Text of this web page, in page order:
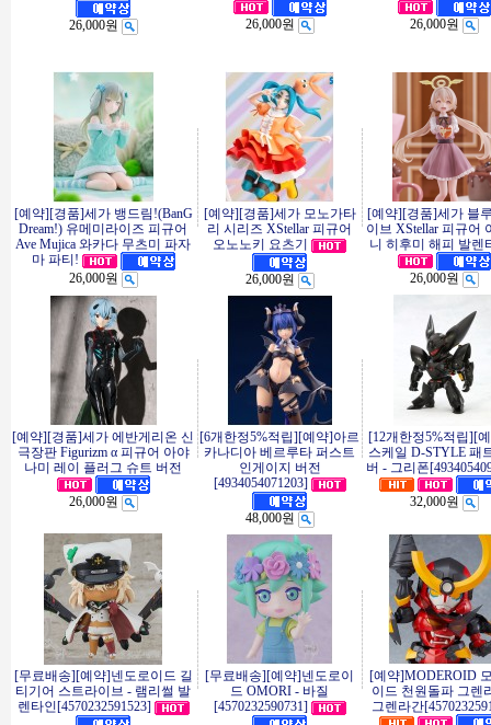
26,000원 26,000원 26,000원
[예약][경품]세가 뱅드림!(BanG
Dream!) 유메미라이즈 피규어
Ave Mujica 와카다 무츠미 파자
마 파티!
26,000원
[예약][경품]세가 모노가타
리 시리즈 XStellar 피규어
오노노키 요츠기
26,000원
[예약][경품]세가 블
이브 XStellar 피규어
니 히후미 해피 발렌
26,000원
[예약][경품]세가 에반게리온 신
극장판 Figurizm α 피규어 아야
나미 레이 플러그 슈트 버전
26,000원
[6개한정5%적립][예약]아르
카나디아 베르루타 퍼스트
인게이지 버전
[4934054071203]
48,000원
[12개한정5%적립][
스케일 D-STYLE 패
버 - 그리폰
32,000원
[무료배송][예약]넨도로이드 길
티기어 스트라이브 - 램리썰 발
렌타인[4570232591523]
[무료배송][예약]넨도로이
드 OMORI - 바질
[4570232590731]
[예약]MODEROID
이드 천원돌파 그렌
그렌라간